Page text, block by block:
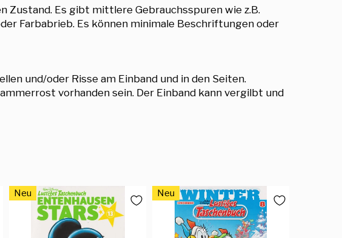
Zustand. Es gibt mittlere Gebrauchsspuren wie z.B.
Farbabrieb. Es können minimale Beschriftungen oder
und/oder Risse am Einband und in den Seiten.
vorhanden sein. Der Einband kann vergilbt und
Neu Neu